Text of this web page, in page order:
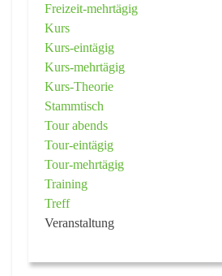
Freizeit-mehrtägig
Kurs
Kurs-eintägig
Kurs-mehrtägig
Kurs-Theorie
Stammtisch
Tour abends
Tour-eintägig
Tour-mehrtägig
Training
Treff
Veranstaltung